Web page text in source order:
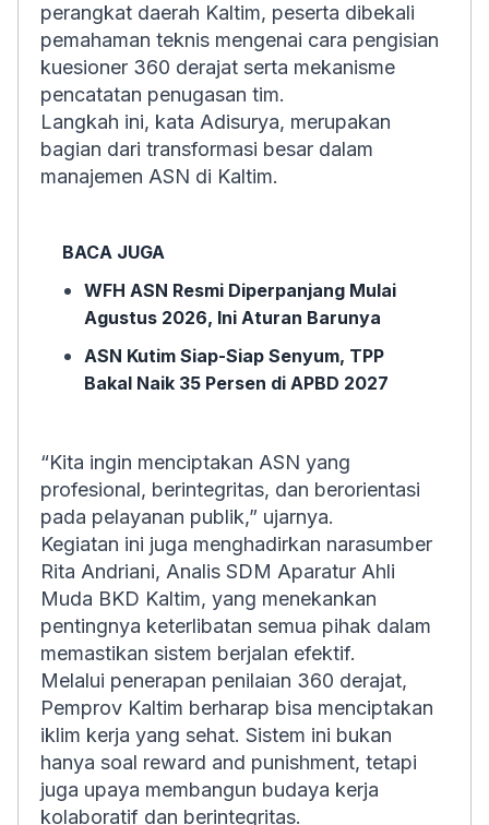
perangkat daerah Kaltim, peserta dibekali
pemahaman teknis mengenai cara pengisian
kuesioner 360 derajat serta mekanisme
pencatatan penugasan tim.
Langkah ini, kata Adisurya, merupakan
bagian dari transformasi besar dalam
manajemen ASN di Kaltim.
BACA JUGA
WFH ASN Resmi Diperpanjang Mulai
Agustus 2026, Ini Aturan Barunya
ASN Kutim Siap-Siap Senyum, TPP
Bakal Naik 35 Persen di APBD 2027
“Kita ingin menciptakan ASN yang
profesional, berintegritas, dan berorientasi
pada pelayanan publik,” ujarnya.
Kegiatan ini juga menghadirkan narasumber
Rita Andriani, Analis SDM Aparatur Ahli
Muda BKD Kaltim, yang menekankan
pentingnya keterlibatan semua pihak dalam
memastikan sistem berjalan efektif.
Melalui penerapan penilaian 360 derajat,
Pemprov Kaltim berharap bisa menciptakan
iklim kerja yang sehat. Sistem ini bukan
hanya soal reward and punishment, tetapi
juga upaya membangun budaya kerja
kolaboratif dan berintegritas.